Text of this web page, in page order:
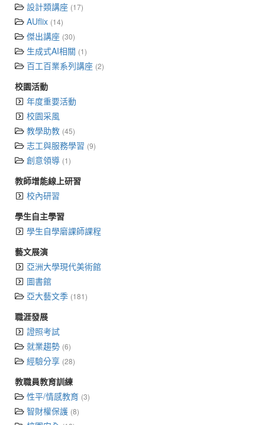
設計類講座 (17)
AUflix (14)
傑出講座 (30)
生成式AI相關 (1)
百工百業系列講座 (2)
校園活動
年度重要活動
校園采風
教學助教 (45)
志工與服務學習 (9)
創意領導 (1)
教師增能線上研習
校內研習
學生自主學習
學生自學磨課師課程
藝文展演
亞洲大學現代美術館
圖書館
亞大藝文季 (181)
職涯發展
證照考試
就業趨勢 (6)
經驗分享 (28)
教職員教育訓練
性平/情感教育 (3)
智財權保護 (8)